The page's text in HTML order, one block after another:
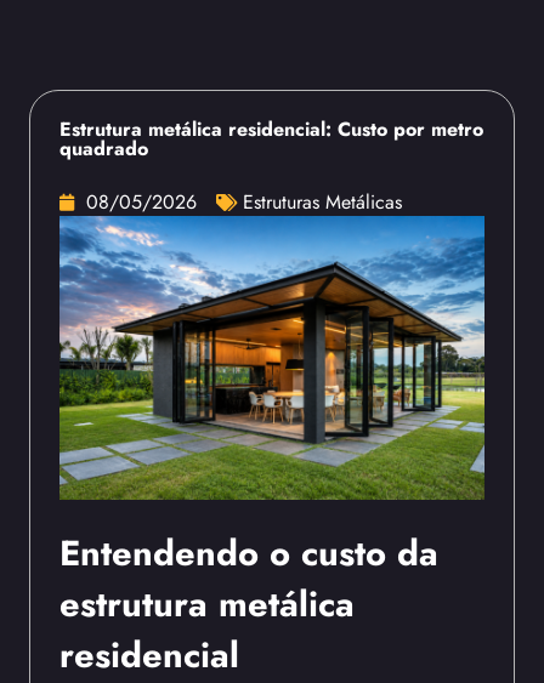
Estrutura metálica residencial: Custo por metro
quadrado
08/05/2026
Estruturas Metálicas
Entendendo o custo da
estrutura metálica
residencial